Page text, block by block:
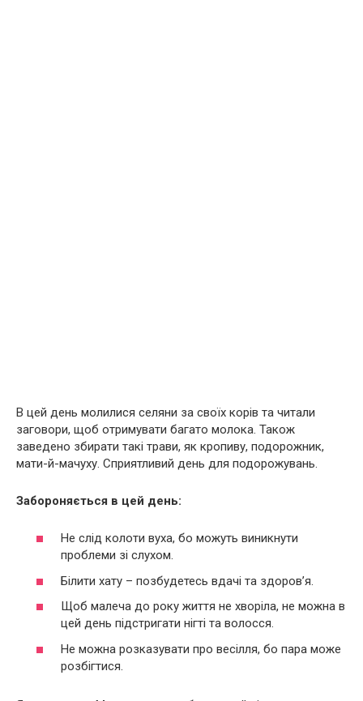
В цей день молилися селяни за своїх корів та читали
заговори, щоб отримувати багато молока. Також
заведено збирати такі трави, як кропиву, подорожник,
мати-й-мачуху. Сприятливий день для подорожувань.
Забороняється в цей день:
Не слід колоти вуха, бо можуть виникнути
проблеми зі слухом.
Білити хату – позбудетесь вдачі та здоров’я.
Щоб малеча до року життя не хворіла, не можна в
цей день підстригати нігті та волосся.
Не можна розказувати про весілля, бо пара може
розбігтися.